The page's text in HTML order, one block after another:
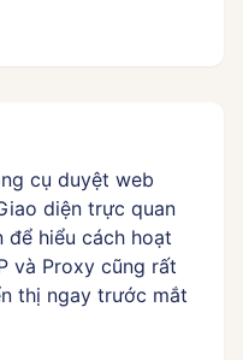
cụ duyệt web
diện trực quan
hiểu cách hoạt
và Proxy cũng rất
thị ngay trước mắt